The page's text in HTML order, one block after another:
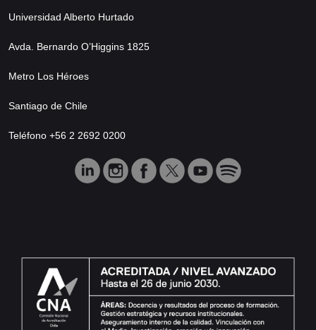
Universidad Alberto Hurtado
Avda. Bernardo O’Higgins 1825
Metro Los Héroes
Santiago de Chile
Teléfono +56 2 2692 0200